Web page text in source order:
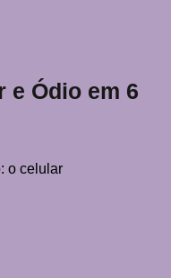
e Ódio em 6
o celular